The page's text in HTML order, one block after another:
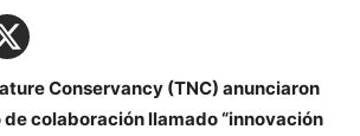
Conservancy (TNC) anunciaron
colaboración llamado “innovación